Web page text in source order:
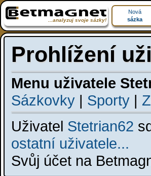
...analyzuj svoje sázky!
Nová
sázka
Prohlížení
Menu uživatele
Sázkovky | Sporty |
Uživatel Stetrian62
ostatní uživatele...
Svůj účet na